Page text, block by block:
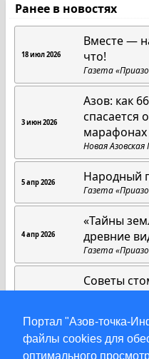
Портал "Азов-точка-
файлы cookies для
оптимального
Ранее в новостях
18 июл 2026
Вместе —
что!
Газета
3 июн 2026
Азов: как
спасается
марафонах
Новая
5 апр 2026 Народный
Газета
4 апр 2026
«Тайны
древние
Газета
Советы